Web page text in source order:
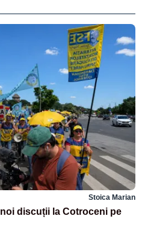
Stoica Marian
discuții la Cotroceni pe